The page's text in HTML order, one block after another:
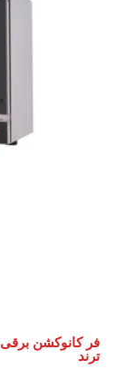
ترند